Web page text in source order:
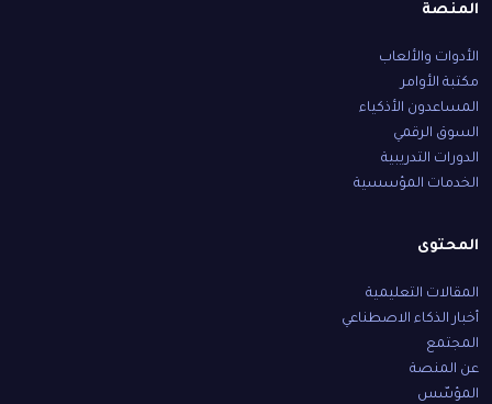
المنصة
الأدوات والألعاب
مكتبة الأوامر
المساعدون الأذكياء
السوق الرقمي
الدورات التدريبية
الخدمات المؤسسية
المحتوى
المقالات التعليمية
أخبار الذكاء الاصطناعي
المجتمع
عن المنصة
المؤسّس